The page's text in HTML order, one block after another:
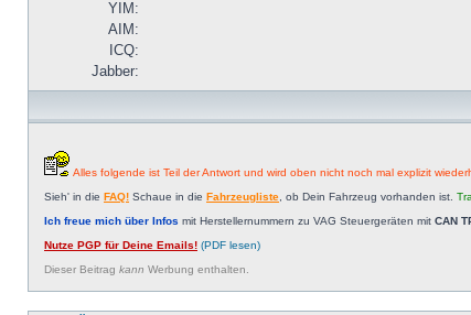
YIM:
AIM:
ICQ:
Jabber:
Alles folgende ist Teil der Antwort und wird oben nicht noch mal explizit
Sieh' in die FAQ! Schaue in die Fahrzeugliste , ob Dein Fahrzeug vorhanden ist.
Ich freue mich über Infos mit Herstellernummern zu VAG Steuergeräten mit CAN
Nutze PGP für Deine Emails! (PDF lesen)
Dieser Beitrag kann Werbung enthalten.